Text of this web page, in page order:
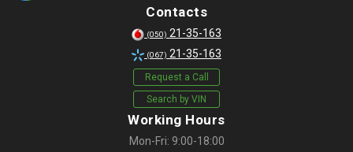
Contacts
(050) 21-35-163
(067) 21-35-163
Request a Call
Search by VIN
Working Hours
Mon-Fri: 9:00-18:00